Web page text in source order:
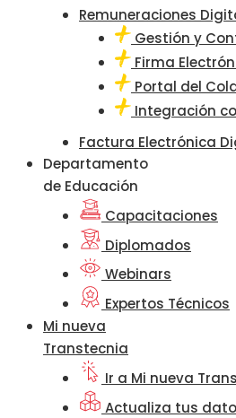
Remuneraciones
Gestión y
Firma
Portal del
Integración
Factura Electrónica
Departamento
de Educación
Capacitaciones
Diplomados
Webinars
Expertos Técnicos
Mi nueva
Transtecnia
Ir a Mi nueva
Actualiza tus